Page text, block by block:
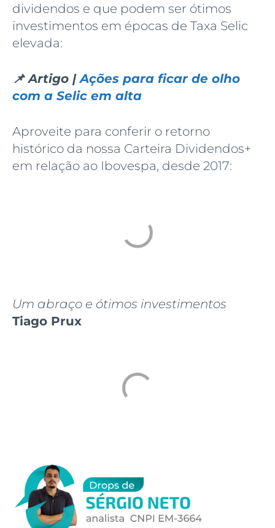
dividendos e que podem ser ótimos
investimentos em épocas de Taxa Selic
elevada:
📌 Artigo |Ações para ficar de olho
com a Selic em alta
Aproveite para conferir o retorno
histórico da nossa Carteira Dividendos+
em relação ao Ibovespa, desde 2017:
Um abraço e ótimos investimentos
Tiago Prux